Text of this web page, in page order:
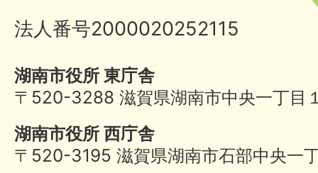
法人番号2000020252115
湖南市役所 東庁舎
〒520-3288 滋賀県湖南市中央一丁目
湖南市役所 西庁舎
〒520-3195 滋賀県湖南市石部中央一